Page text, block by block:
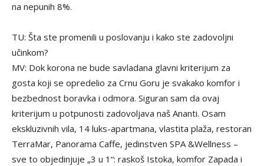
na nepunih 8%.
TU: Šta ste promenili u poslovanju i kako ste zadovoljni
učinkom?
MV: Dok korona ne bude savladana glavni kriterijum za
gosta koji se opredelio za Crnu Goru je svakako komfor i
bezbednost boravka i odmora. Siguran sam da ovaj
kriterijum u potpunosti zadovoljava naš Ananti. Osam
ekskluzivnih vila, 14 luks-apartmana, vlastita plaža, restoran
TerraMar, Panorama Caffe, jedinstven SPA &Wellness –
sve to objedinjuje „3 u 1“: raskoš Istoka, komfor Zapada i